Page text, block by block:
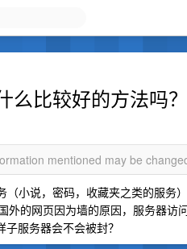
比较好的方法吗？
mentioned may be
小说，密码，收藏夹之类的服务
外的网页因为墙的原因，服务器访
服务器会不会被封？